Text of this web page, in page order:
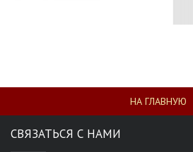
НА ГЛАВНУЮ
СВЯЗАТЬСЯ С НАМИ